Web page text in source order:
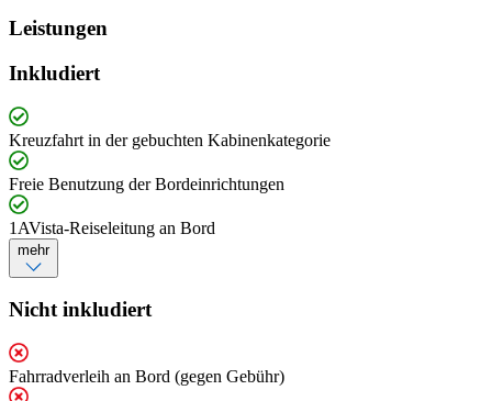
Leistungen
Inkludiert
Kreuzfahrt in der gebuchten Kabinenkategorie
Freie Benutzung der Bordeinrichtungen
1AVista-Reiseleitung an Bord
mehr
Nicht inkludiert
Fahrradverleih an Bord (gegen Gebühr)